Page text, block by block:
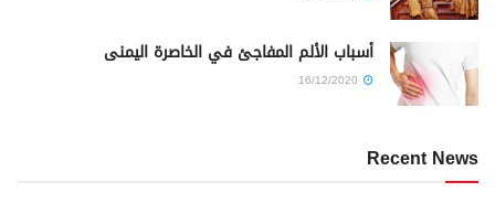
أسباب الألم المفاجئ في الخاصرة اليمنى
Recent News